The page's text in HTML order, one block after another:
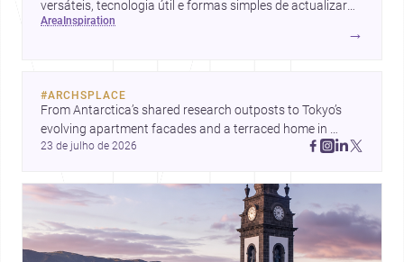
versáteis, tecnologia útil e formas simples de actualizar
sem obras totais.
area inspiration
→
#ARCHSPLACE
From Antarctica’s shared research outposts to Tokyo’s
evolving apartment facades and a terraced home in
Amman, these projects show how architecture adapts to
23 de julho de 2026